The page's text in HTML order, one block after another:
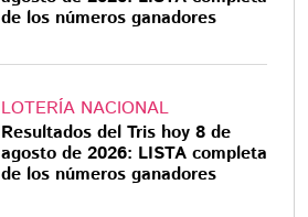
de los números ganadores
LOTERÍA NACIONAL
Resultados del Tris hoy 8 de
agosto de 2026: LISTA completa
de los números ganadores